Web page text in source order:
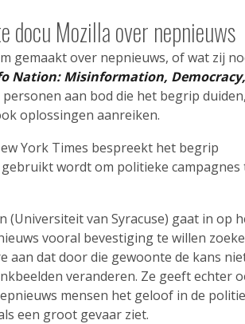
docu Mozilla over nepnieuws
gemaakt over nepnieuws, of wat zij
Nation: Misinformation,
aan bod die het begrip
oplossingen aanreiken.
York Times bespreekt het begrip
wordt om politieke campagnes
(Universiteit van Syracuse) gaat in op
vooral bevestiging te willen
aan dat door die gewoonte de kans
veranderen. Ze geeft echter
mensen het geloof in de
een groot gevaar ziet.